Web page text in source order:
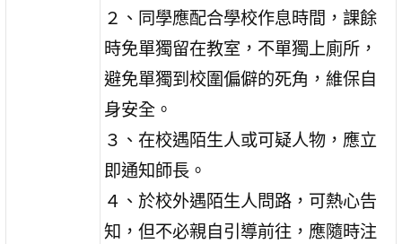
２、同學應配合學校作息時間，課餘
時免單獨留在教室，不單獨上廁所，
避免單獨到校圍偏僻的死角，維保自
身安全。
３、在校遇陌生人或可疑人物，應立
即通知師長。
４、於校外遇陌生人問路，可熱心告
知，但不必親自引導前往，應隨時注